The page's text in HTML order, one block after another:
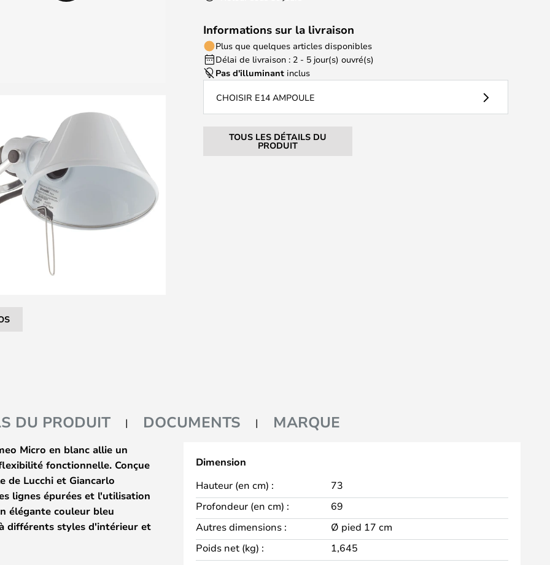
Informations sur la livraison
Plus que quelques articles disponibles
Délai de livraison : 2 - 5 jour(s) ouvré(s)
Pas d'illuminant inclus
CHOISIR E14 AMPOULE
TOUS LES DÉTAILS DU
PRODUIT
DU PRODUIT DOCUMENTS MARQUE
Micro en blanc allie un
fonctionnelle. Conçue
de Lucchi et Giancarlo
lignes épurées et l'utilisation
élégante couleur bleu
différents styles d'intérieur et
pièce.
Dimension
Hauteur (en cm) :
73
Profondeur (en cm) :
69
Autres dimensions :
Ø pied 17 cm
Poids net (kg) :
1,645